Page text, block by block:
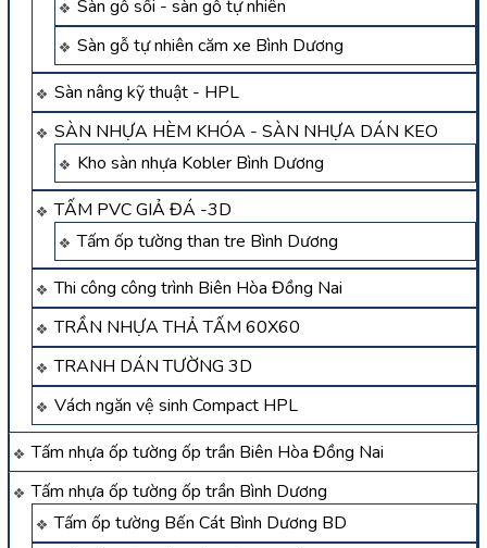
Sàn gỗ sồi - sàn gỗ tự nhiên
Sàn gỗ tự nhiên căm xe Bình Dương
Sàn nâng kỹ thuật - HPL
SÀN NHỰA HÈM KHÓA - SÀN NHỰA DÁN KEO
Kho sàn nhựa Kobler Bình Dương
TẤM PVC GIẢ ĐÁ -3D
Tấm ốp tường than tre Bình Dương
Thi công công trình Biên Hòa Đồng Nai
TRẦN NHỰA THẢ TẤM 60X60
TRANH DÁN TƯỜNG 3D
Vách ngăn vệ sinh Compact HPL
Tấm nhựa ốp tường ốp trần Biên Hòa Đồng Nai
Tấm nhựa ốp tường ốp trần Bình Dương
Tấm ốp tường Bến Cát Bình Dương BD